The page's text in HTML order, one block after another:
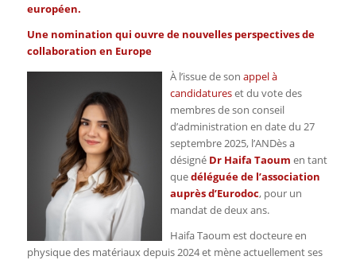
européen.
Une nomination qui ouvre de nouvelles perspectives de
collaboration en Europe
À l’issue de son appel à
candidatureset du vote des
membres de son conseil
d’administration en date du 27
septembre 2025, l’ANDès a
désigné Dr Haifa Taoum en tant
quedéléguée de l’association
auprès d’Eurodoc, pour un
mandat de deux ans.
Haifa Taoum est docteure en
physique des matériaux depuis 2024 et mène actuellement ses